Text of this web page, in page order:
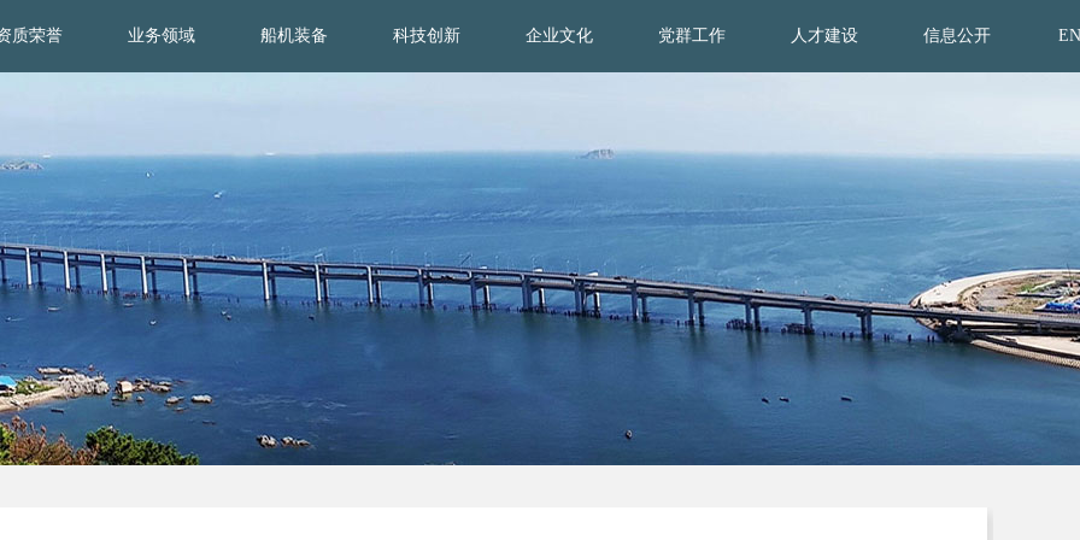
质荣誉 业务领域 船机装备 科技创新 企业文化 党群工作 人才建设 信息公开 EN